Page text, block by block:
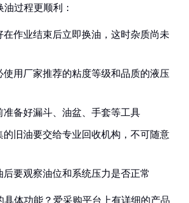
过程更顺利：
在作业结束后立即换油，这时杂质尚未
使用厂家推荐的粘度等级和品质的液压
准备好漏斗、油盆、手套等工具
的旧油要交给专业回收机构，不可随意
后要观察油位和系统压力是否正常
具体功能？爱采购平台上有详细的产品